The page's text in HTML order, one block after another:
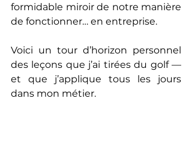
formidable miroir de notre manière
de fonctionner… en entreprise.
Voici un tour d’horizon personnel
des leçons que j’ai tirées du golf —
et que j’applique tous les jours
dans mon métier.